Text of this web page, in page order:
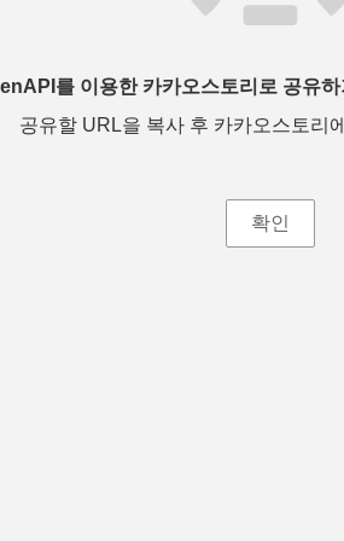
를 이용한 카카오스토리로 공유
공유할 URL을 복사 후 카카오스토리
확인